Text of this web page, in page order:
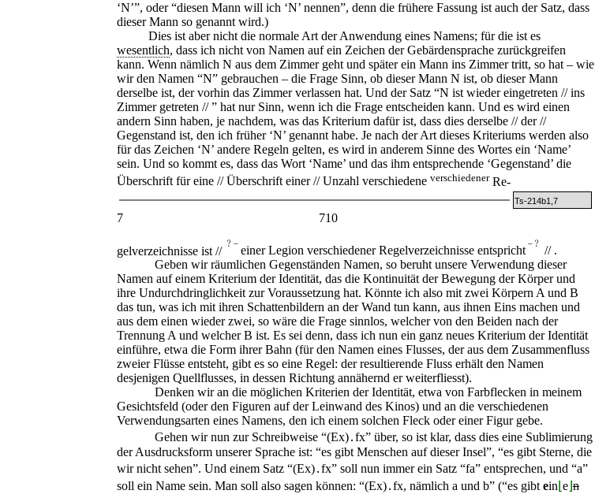
‘N’”, oder “diesen Mann will ich ‘N’ nennen”, denn die frühere Fassung ist auch der Satz, dass
dieser Mann so genannt wird.)
Dies ist aber nicht die normale Art der Anwendung eines Namens; für die ist es
wesentlich, dass ich nicht von Namen auf ein Zeichen der Gebärdensprache zurückgreifen
kann. Wenn nämlich N aus dem Zimmer geht und später ein Mann ins Zimmer tritt, so hat – wie
wir den Namen “N” gebrauchen – die Frage Sinn, ob dieser Mann N ist, ob dieser Mann
derselbe ist, der vorhin das Zimmer verlassen hat. Und der Satz “N ist wieder eingetreten // ins
Zimmer getreten // ” hat nur Sinn, wenn ich die Frage entscheiden kann. Und es wird einen
andern Sinn haben, je nachdem, was das Kriterium dafür ist, dass dies derselbe // der //
Gegenstand ist, den ich früher ‘N’ genannt habe. Je nach der Art dieses Kriteriums werden also
für das Zeichen ‘N’ andere Regeln gelten, es wird in anderem Sinne des Wortes ein ‘Name’
sein. Und so kommt es, dass das Wort ‘Name’ und das ihm entsprechende ‘Gegenstand’ die
Überschrift für eine // Überschrift einer // Unzahl verschiedene verschiedenerRe-
Ts-214b1,7
7 710
gelverzeichnisse ist //
﹖–
einer Legion verschiedener Regelverzeichnisse entspricht
–﹖
// .
Geben wir räumlichen Gegenständen Namen, so beruht unsere Verwendung dieser
Namen auf einem Kriterium der Identität, das die Kontinuität der Bewegung der Körper und
ihre Undurchdringlichkeit zur Voraussetzung hat. Könnte ich also mit zwei Körpern A und B
das tun, was ich mit ihren Schattenbildern an der Wand tun kann, aus ihnen Eins machen und
aus dem einen wieder zwei, so wäre die Frage sinnlos, welcher von den Beiden nach der
Trennung A und welcher B ist. Es sei denn, dass ich nun ein ganz neues Kriterium der Identität
einführe, etwa die Form ihrer Bahn (für den Namen eines Flusses, der aus dem Zusammenfluss
zweier Flüsse entsteht, gibt es so eine Regel: der resultierende Fluss erhält den Namen
desjenigen Quellflusses, in dessen Richtung annähernd er weiterfliesst).
Denken wir an die möglichen Kriterien der Identität, etwa von Farbflecken in meinem
Gesichtsfeld (oder den Figuren auf der Leinwand des Kinos) und an die verschiedenen
Verwendungsarten eines Namens, den ich einem solchen Fleck oder einer Figur gebe.
Gehen wir nun zur Schreibweise “(Ex)․fx” über, so ist klar, dass dies eine Sublimierung
der Ausdrucksform unserer Sprache ist: “es gibt Menschen auf dieser Insel”, “es gibt Sterne, die
wir nicht sehen”. Und einem Satz “(Ex)․fx” soll nun immer ein Satz “fa” entsprechen, und “a”
soll ein Name sein. Man soll also sagen können: “(Ex)․fx, nämlich a und b” (“es gibt ein e n